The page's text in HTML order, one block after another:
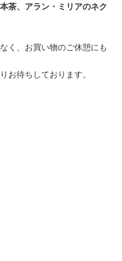
茶、アラン・ミリアのネク
く、お買い物のご休憩にも
お待ちしております。